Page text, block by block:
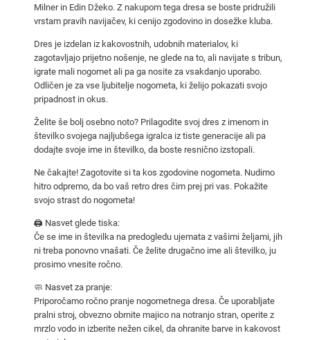
Milner in Edin Džeko. Z nakupom tega dresa se boste pridružili
vrstam pravih navijačev, ki cenijo zgodovino in dosežke kluba.
Dres je izdelan iz kakovostnih, udobnih materialov, ki
zagotavljajo prijetno nošenje, ne glede na to, ali navijate s tribun,
igrate mali nogomet ali pa ga nosite za vsakdanjo uporabo.
Odličen je za vse ljubitelje nogometa, ki želijo pokazati svojo
pripadnost in okus.
Želite še bolj osebno noto? Prilagodite svoj dres z imenom in
številko svojega najljubšega igralca iz tiste generacije ali pa
dodajte svoje ime in številko, da boste resnično izstopali.
Ne čakajte! Zagotovite si ta kos zgodovine nogometa. Nudimo
hitro odpremo, da bo vaš retro dres čim prej pri vas. Pokažite
svojo strast do nogometa!
🖨️ Nasvet glede tiska:
Če se ime in številka na predogledu ujemata z vašimi željami, jih
ni treba ponovno vnašati. Če želite drugačno ime ali številko, ju
prosimo vnesite ročno.
🧼 Nasvet za pranje:
Priporočamo ročno pranje nogometnega dresa. Če uporabljate
pralni stroj, obvezno obrnite majico na notranjo stran, operite z
mrzlo vodo in izberite nežen cikel, da ohranite barve in kakovost